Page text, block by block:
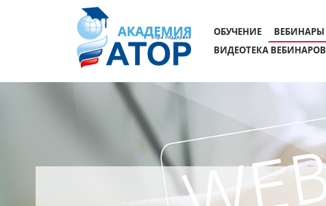
ОБУЧЕНИЕ ВЕБИНАРЫ
ВИДЕОТЕКА ВЕБИНАРОВ